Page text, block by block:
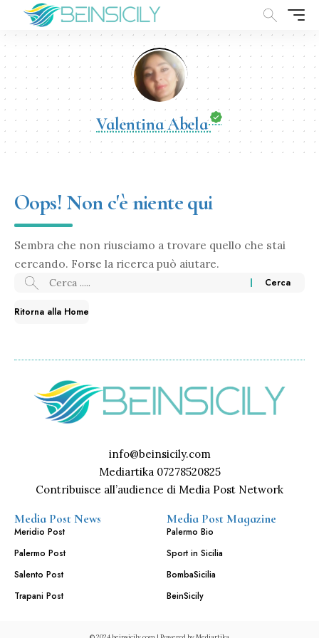
Valentina Abela
Oops! Non c'è niente qui
Sembra che non riusciamo a trovare quello che stai
cercando. Forse la ricerca può aiutare.
Ritorna alla Home
info@beinsicily.com
Mediartika 07278520825
Contribuisce all’audience di Media Post Network
Media Post News
Meridio Post
Palermo Post
Salento Post
Trapani Post
Media Post Magazine
Palermo Bio
Sport in Sicilia
BombaSicilia
BeinSicily